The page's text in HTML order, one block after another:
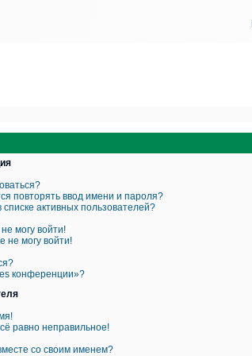
повторять ввод имени и пароля?
активных пользователей?
могу войти!
не могу войти!
конференции»?
равно неправильное!
со своим именем?